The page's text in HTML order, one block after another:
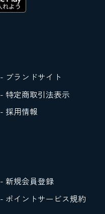
- ブランドサイト
- 特定商取引法表示
- 採用情報
- 新規会員登録
- ポイントサービス規約